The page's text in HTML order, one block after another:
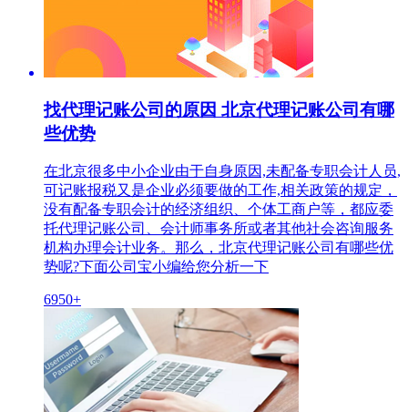
找代理记账公司的原因 北京代理记账公司有哪
些优势
在北京很多中小企业由于自身原因,未配备专职会计人员,
可记账报税又是企业必须要做的工作,相关政策的规定，
没有配备专职会计的经济组织、个体工商户等，都应委
托代理记账公司、会计师事务所或者其他社会咨询服务
机构办理会计业务。那么，北京代理记账公司有哪些优
势呢?下面公司宝小编给您分析一下
6950+